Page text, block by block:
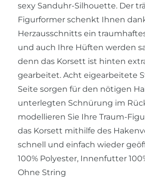
sexy Sanduhr-Silhouette. Der
Figurformer schenkt Ihnen
Herzausschnitts ein
und auch Ihre Hüften werden
denn das Korsett ist hinten
gearbeitet. Acht eigearbeitete
Seite sorgen für den nötigen
unterlegten Schnürung im
modellieren Sie Ihre Traum-
das Korsett mithilfe des
schnell und einfach wieder
100% Polyester, Innenfutter
Ohne String